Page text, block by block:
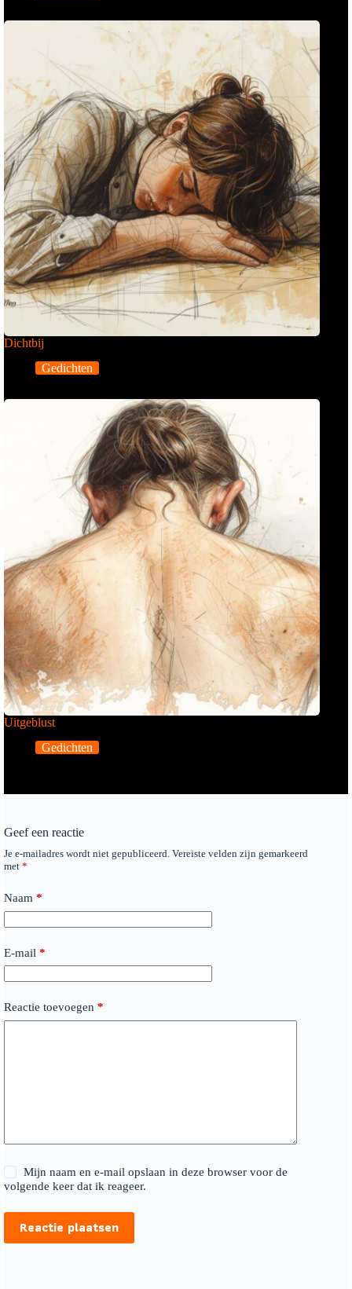
Dichtbij
Gedichten
Uitgeblust
Gedichten
Geef een reactie
Je e-mailadres wordt niet gepubliceerd. Vereiste velden zijn gemarkeerd
met *
Naam *
E-mail *
Reactie toevoegen *
Mijn naam en e-mail opslaan in deze browser voor de
volgende keer dat ik reageer.
Reactie plaatsen